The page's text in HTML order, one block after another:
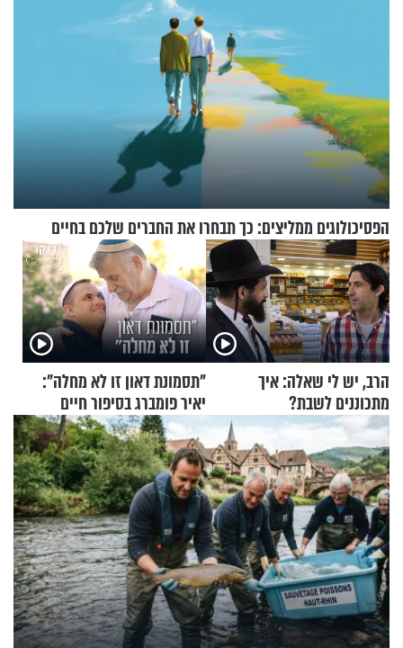
הפסיכולוגים ממליצים: כך תבחרו את החברים שלכם בחיים
הרב, יש לי שאלה: איך
מתכוננים לשבת?
"תסמונת דאון זו לא מחלה":
יאיר פומברג בסיפור חיים
מעורר השראה